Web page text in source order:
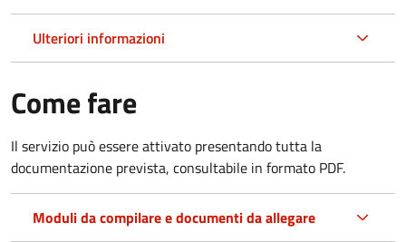
Ulteriori informazioni
Come fare
Il servizio può essere attivato presentando tutta la
documentazione prevista, consultabile in formato PDF.
Moduli da compilare e documenti da allegare